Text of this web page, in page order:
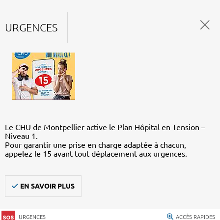
URGENCES
Le CHU de Montpellier active le Plan Hôpital en Tension –
Niveau 1.
Pour garantir une prise en charge adaptée à chacun,
appelez le 15 avant tout déplacement aux urgences.
EN SAVOIR PLUS
URGENCES ACCÈS RAPIDES